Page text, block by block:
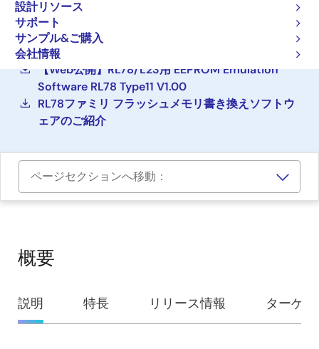
設計リソース
サポート
サンプル&ご購入
会社情報
【Web公開】RL78/L23用 Renesas Flash Driver
RL78 Type11 V1.00
【Web公開】RL78/L23用 EEPROM Emulation
Software RL78 Type11 V1.00
RL78ファミリ フラッシュメモリ書き換えソフトウ
ェアのご紹介
ページセクションへ移動：
概要
概
要
説明 特長 リリース情報 ターゲ